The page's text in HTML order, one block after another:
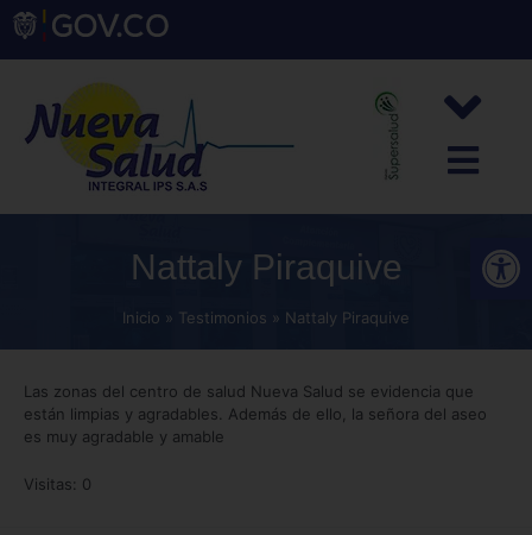
Nattaly Piraquive
Inicio Testimonios Nattaly Piraquive
Las zonas del centro de salud Nueva Salud se evidencia que
están limpias y agradables. Además de ello, la señora del aseo
es muy agradable y amable
Visitas: 0